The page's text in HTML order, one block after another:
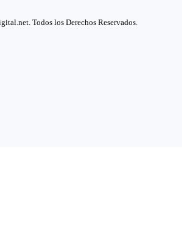
Todos los Derechos Reservados.